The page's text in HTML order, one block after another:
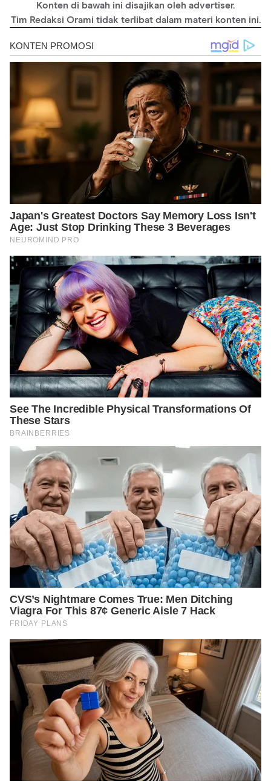
Konten di bawah ini disajikan oleh advertiser.
Tim Redaksi Orami tidak terlibat dalam materi konten ini.